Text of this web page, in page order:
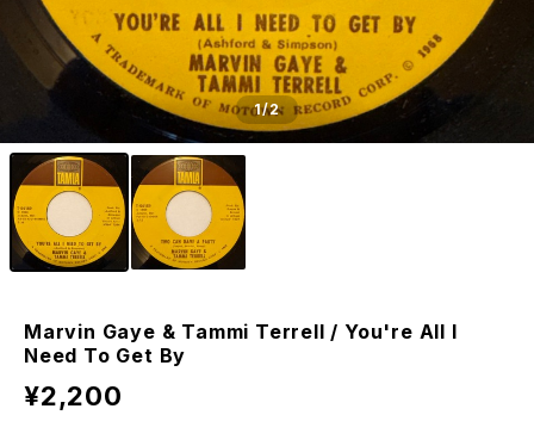
1/2
Marvin Gaye & Tammi Terrell / You're All I
Need To Get By
¥2,200